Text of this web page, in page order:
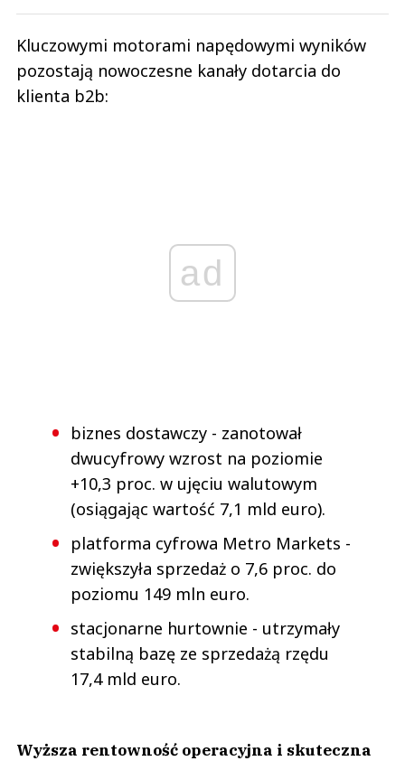
Kluczowymi motorami napędowymi wyników
pozostają nowoczesne kanały dotarcia do
klienta b2b:
ad
biznes dostawczy - zanotował
dwucyfrowy wzrost na poziomie
+10,3 proc. w ujęciu walutowym
(osiągając wartość 7,1 mld euro).
platforma cyfrowa Metro Markets -
zwiększyła sprzedaż o 7,6 proc. do
poziomu 149 mln euro.
stacjonarne hurtownie - utrzymały
stabilną bazę ze sprzedażą rzędu
17,4 mld euro.
Wyższa rentowność operacyjna i skuteczna